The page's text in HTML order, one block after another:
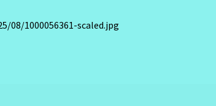
08/1000056361-scaled.jpg